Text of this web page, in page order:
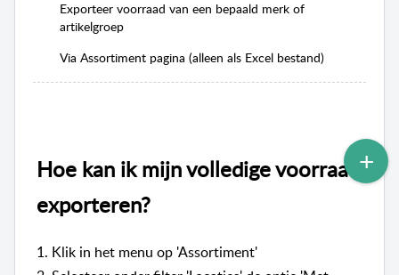
Exporteer voorraad van een bepaald merk of
artikelgroep
Via Assortiment pagina (alleen als Excel bestand)
Hoe kan ik mijn volledige voorraad
exporteren?
1. Klik in het menu op 'Assortiment'